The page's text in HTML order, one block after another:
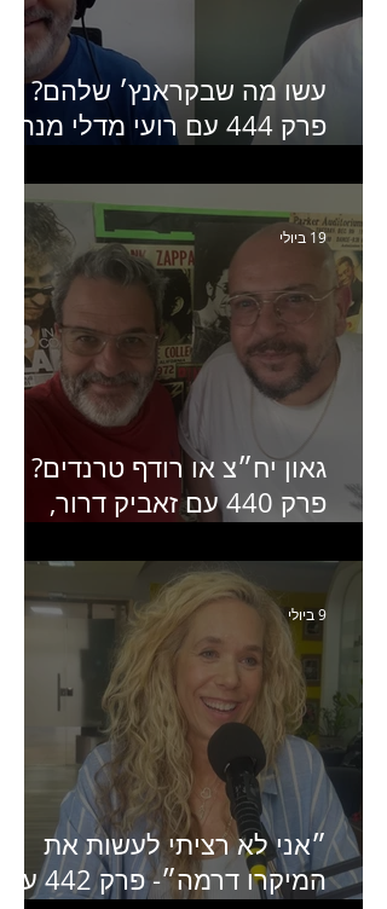
עשו מה שבקראנץ׳ שלהם?
פרק 444 עם רועי מדלי מנהל
האחרון של קראנץ׳
גאון יח״צ או רודף טרנדים?
פרק 440 עם זאביק דרור,
ותקשורת
19 ביולי
״אני לא רציתי לעשות את
המיקרו דרמה״- פרק 442 עם
9 ביולי